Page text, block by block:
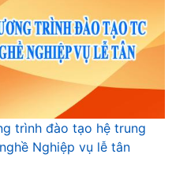
trình đào tạo hệ trung
Nghiệp vụ lễ tân